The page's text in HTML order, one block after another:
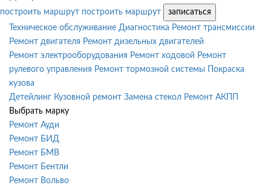
построить маршрут построить маршрут
записаться
Техническое обслуживание Диагностика Ремонт трансмиссии
Ремонт двигателя Ремонт дизельных двигателей
Ремонт электрооборудования Ремонт ходовой Ремонт
рулевого управления Ремонт тормозной системы
Покраска
кузова
Детейлинг Кузовной ремонт Замена стекол Ремонт АКПП
Выбрать марку
Ремонт Ауди
Ремонт БИД
Ремонт БМВ
Ремонт Бентли
Ремонт Вольво